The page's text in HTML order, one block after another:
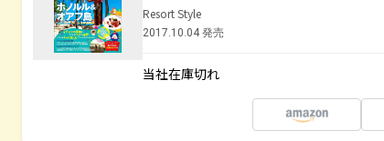
Resort Style
2017.10.04 発売
当社在庫切れ